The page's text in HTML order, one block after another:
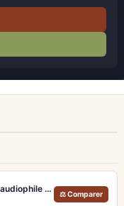
Dali IO-12 Chocolat foncé – Casque audiophile Bluetooth 35h ANC
⚖ Comparer